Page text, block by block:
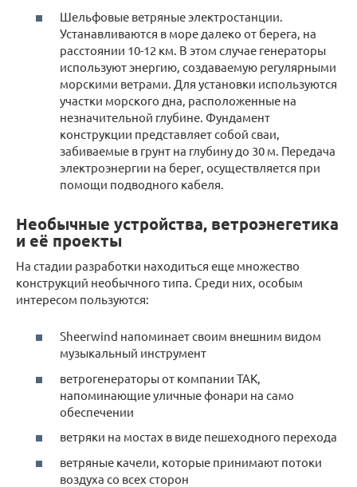
Шельфовые ветряные электростанции.
Устанавливаются в море далеко от берега, на
расстоянии 10-12 км. В этом случае генераторы
используют энергию, создаваемую регулярными
морскими ветрами. Для установки используются
участки морского дна, расположенные на
незначительной глубине. Фундамент
конструкции представляет собой сваи,
забиваемые в грунт на глубину до 30 м. Передача
электроэнергии на берег, осуществляется при
помощи подводного кабеля.
Необычные устройства, ветроэнегетика
и её проекты
На стадии разработки находиться еще множество
конструкций необычного типа. Среди них, особым
интересом пользуются:
Sheerwind напоминает своим внешним видом
музыкальный инструмент
ветрогенераторы от компании ТАК,
напоминающие уличные фонари на само
обеспечении
ветряки на мостах в виде пешеходного перехода
ветряные качели, которые принимают потоки
воздуха со всех сторон